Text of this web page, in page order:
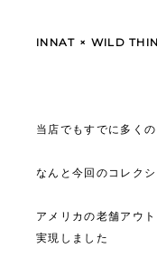
INNAT × WILD
当店でもすでに多く
なんと今回のコレク
アメリカの老舗アウ
実現しました